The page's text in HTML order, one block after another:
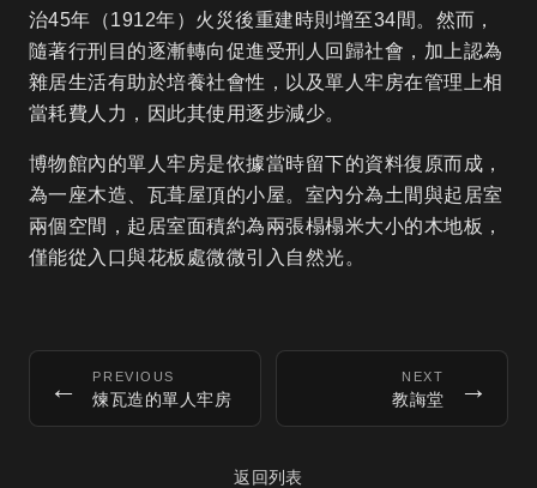
治45年（1912年）火災後重建時則增至34間。然而，
隨著行刑目的逐漸轉向促進受刑人回歸社會，加上認為
雜居生活有助於培養社會性，以及單人牢房在管理上相
當耗費人力，因此其使用逐步減少。
博物館內的單人牢房是依據當時留下的資料復原而成，
為一座木造、瓦葺屋頂的小屋。室內分為土間與起居室
兩個空間，起居室面積約為兩張榻榻米大小的木地板，
僅能從入口與花板處微微引入自然光。
← PREVIOUS
煉瓦造的單人牢房
NEXT
教誨堂 →
返回列表